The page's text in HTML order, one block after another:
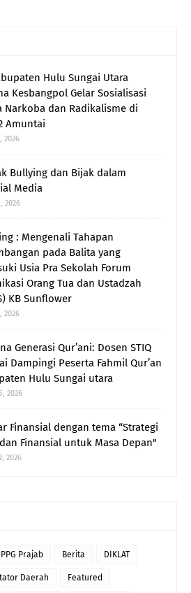
Hulu Sungai Utara
Kesbangpol Gelar Sosialisasi
Narkoba dan Radikalisme di
Amuntai
2026
Bullying dan Bijak dalam
Media
2026
: Mengenali Tahapan
pada Balita yang
Usia Pra Sekolah Forum
Orang Tua dan Ustadzah
KB Sunflower
2026
Generasi Qur’ani: Dosen STIQ
Dampingi Peserta Fahmil Qur’an
Hulu Sungai utara
2026
Finansial dengan tema “Strategi
Finansial untuk Masa Depan"
2026
Prajab Berita DIKLAT
Daerah Featured